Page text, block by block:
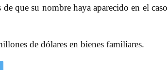
que su nombre haya aparecido en el caso
de dólares en bienes familiares.